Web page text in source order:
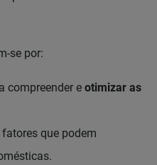
se por:
compreender e otimizar as
que podem